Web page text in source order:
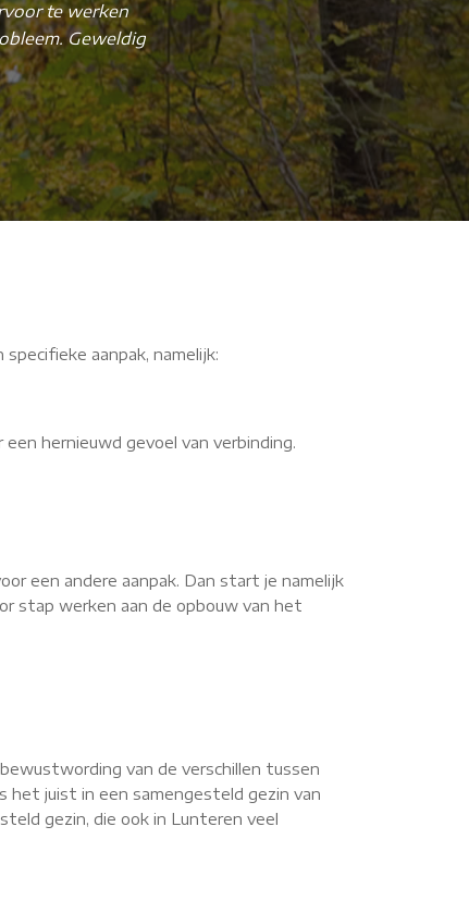
te werken
Geweldig
aanpak, namelijk:
hernieuwd gevoel van verbinding.
een andere aanpak. Dan start je namelijk
stap werken aan de opbouw van het
van de verschillen tussen
het juist in een samengesteld gezin van
gezin, die ook in Lunteren veel